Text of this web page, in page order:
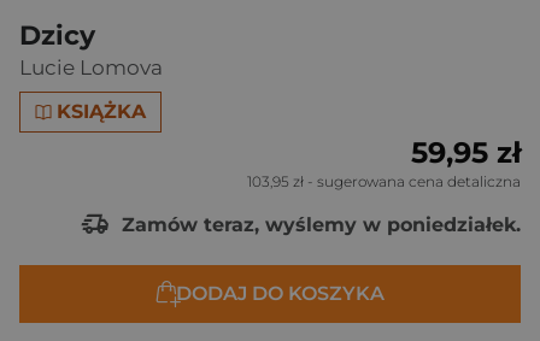
Dzicy
Lucie Lomova
KSIĄŻKA
59,95 zł
103,95 zł - sugerowana cena detaliczna
Zamów teraz, wyślemy w poniedziałek.
DODAJ DO KOSZYKA